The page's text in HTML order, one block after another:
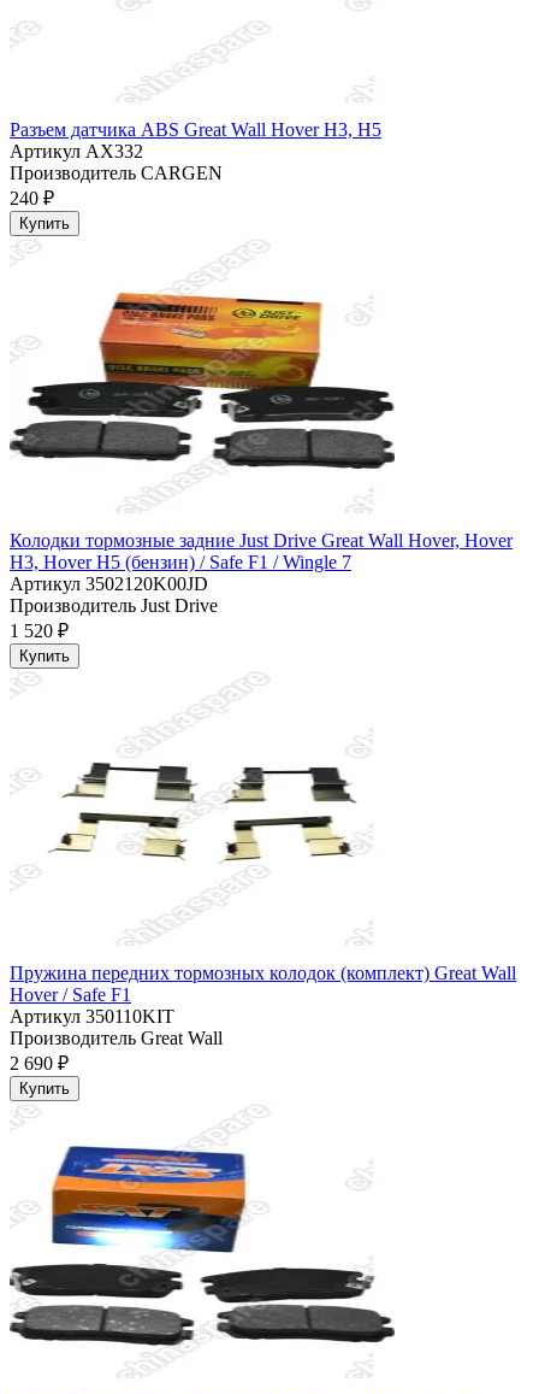
Разъем датчика ABS Great Wall Hover H3, H5
Артикул AX332
Производитель CARGEN
240 ₽
Купить
Колодки тормозные задние Just Drive Great Wall Hover, Hover
H3, Hover H5 (бензин) / Safe F1 / Wingle 7
Артикул 3502120K00JD
Производитель Just Drive
1 520 ₽
Купить
Пружина передних тормозных колодок (комплект) Great Wall
Hover / Safe F1
Артикул 350110KIT
Производитель Great Wall
2 690 ₽
Купить